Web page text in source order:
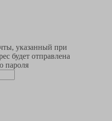
указанный при
будет отправлена
пароля